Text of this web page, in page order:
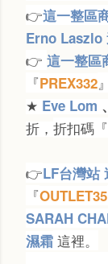
👉這一整區
Erno Laszlo
👉 這一整區
『PREX332
★ Eve Lom 、
折， 折扣碼『
👉LF台灣站
『OUTLET35
SARAH
濕霜 這裡。